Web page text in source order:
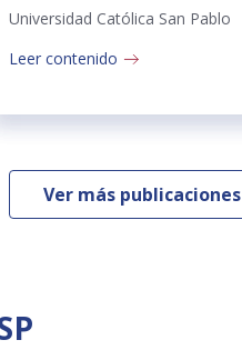
Universidad Católica San Pablo
Leer contenido
Ver más publicaciones